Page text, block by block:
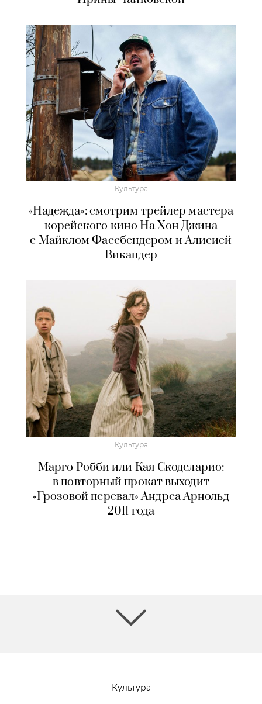
Культура
«Надежда»: смотрим трейлер мастера
корейского кино На Хон Джина
с Майклом Фассбендером и Алисией
Викандер
Культура
Марго Робби или Кая Скоделарио:
в повторный прокат выходит
«Грозовой перевал» Андреа Арнольд
2011 года
Культура